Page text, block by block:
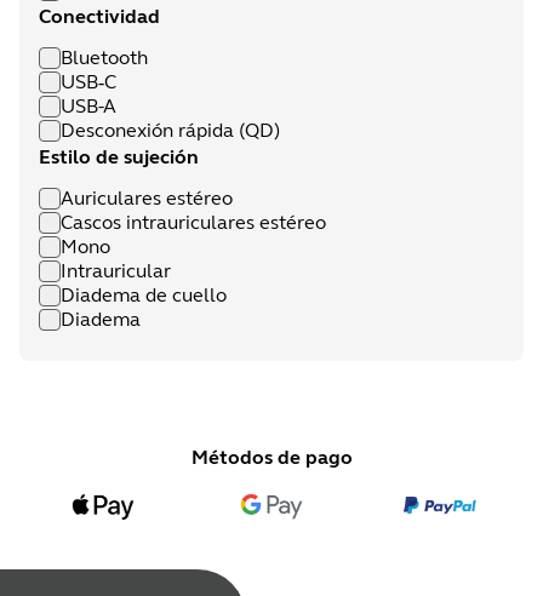
Conectividad
Bluetooth
USB‑C
USB-A
Desconexión rápida (QD)
Estilo de sujeción
Auriculares estéreo
Cascos intrauriculares estéreo
Mono
Intrauricular
Diadema de cuello
Diadema
Métodos de pago